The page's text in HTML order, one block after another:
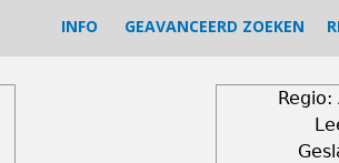
INFO GEAVANCEERD ZOEKEN